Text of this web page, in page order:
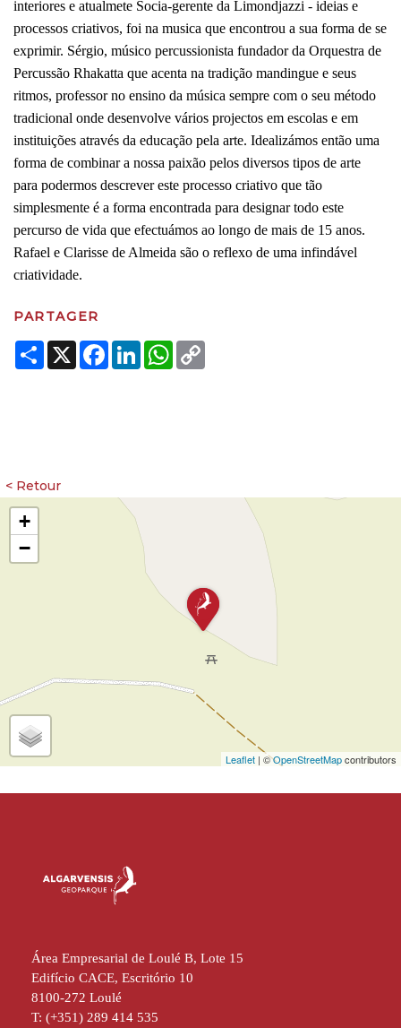
interiores e atualmete Socia-gerente da Limondjazzi - ideias e
processos criativos, foi na musica que encontrou a sua forma de se
exprimir. Sérgio, músico percussionista fundador da Orquestra de
Percussão Rhakatta que acenta na tradição mandingue e seus
ritmos, professor no ensino da música sempre com o seu método
tradicional onde desenvolve vários projectos em escolas e em
instituições através da educação pela arte. Idealizámos então uma
forma de combinar a nossa paixão pelos diversos tipos de arte
para podermos descrever este processo criativo que tão
simplesmente é a forma encontrada para designar todo este
percurso de vida que efectuámos ao longo de mais de 15 anos.
Rafael e Clarisse de Almeida são o reflexo de uma infindável
criatividade.
PARTAGER
Share
X Facebook
LinkedInWhatsApp
+
−
Leaflet | ©OpenStreetMapcontributors
Área Empresarial de Loulé B, Lote 15
Edifício CACE, Escritório 10
8100-272 Loulé
T: (+351) 289 414 535